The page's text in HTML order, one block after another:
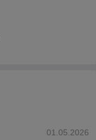
01.05.2026